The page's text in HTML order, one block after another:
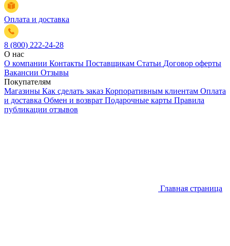
Оплата и доставка
8 (800) 222-24-28
О нас
О компании Контакты Поставщикам Статьи Договор оферты
Вакансии Отзывы
Покупателям
Магазины Как сделать заказ Корпоративным клиентам Оплата
и доставка Обмен и возврат Подарочные карты Правила
публикации отзывов
Главная страница